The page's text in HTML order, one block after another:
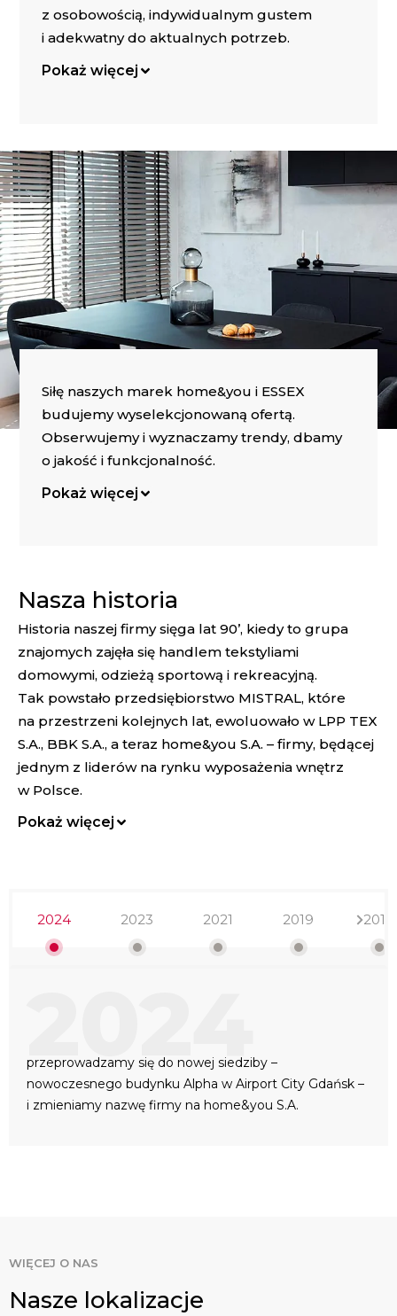
z osobowością, indywidualnym gustem
i adekwatny do aktualnych potrzeb.
Pokaż więcej
Siłę naszych marek home&you i ESSEX
budujemy wyselekcjonowaną ofertą.
Obserwujemy i wyznaczamy trendy, dbamy
o jakość i funkcjonalność.
Pokaż więcej
Nasza historia
Historia naszej firmy sięga lat 90’, kiedy to grupa
znajomych zajęła się handlem tekstyliami
domowymi, odzieżą sportową i rekreacyjną.
Tak powstało przedsiębiorstwo MISTRAL, które
na przestrzeni kolejnych lat, ewoluowało w LPP TEX
S.A., BBK S.A., a teraz home&you S.A. – firmy, będącej
jednym z liderów na rynku wyposażenia wnętrz
w Polsce.
Pokaż więcej
2024 2023 2021 2019 2018
przeprowadzamy się do nowej siedziby –
nowoczesnego budynku Alpha w Airport City Gdańsk –
i zmieniamy nazwę firmy na home&you S.A.
WIĘCEJ O NAS
Nasze lokalizacje